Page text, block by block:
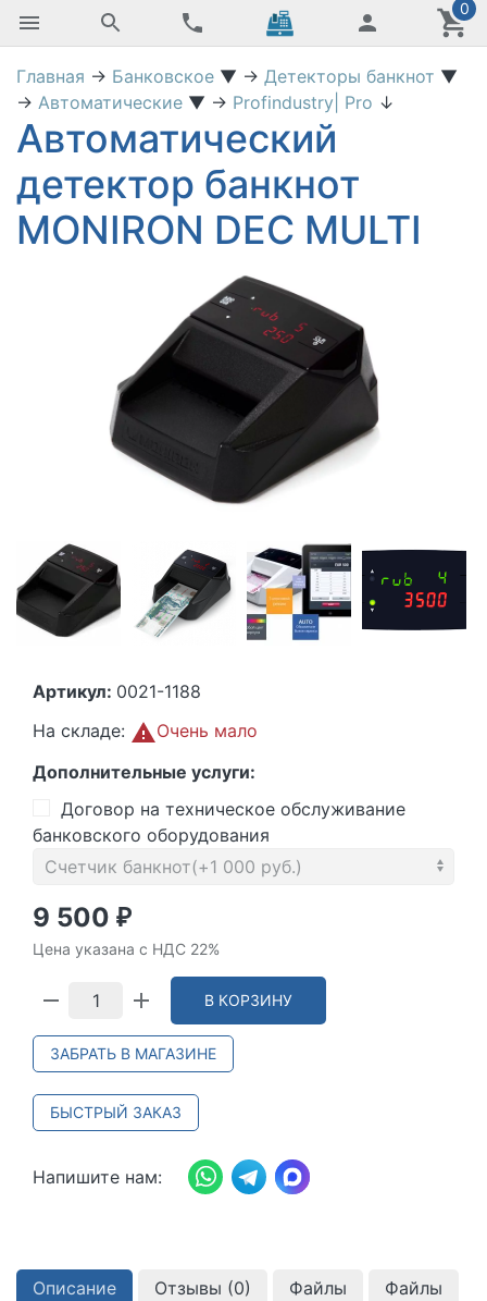
0
Главная → Банковское ▼ → Детекторы банкнот ▼
→ Автоматические ▼ → Profindustry| Pro ↓
Автоматический
детектор банкнот
MONIRON DEC MULTI
Артикул: 0021-1188
На складе:
Очень мало
Дополнительные услуги:
Договор на техническое обслуживание
банковского оборудования
9 500 ₽
Цена указана с НДС 22%
В КОРЗИНУ
ЗАБРАТЬ В МАГАЗИНЕ
БЫСТРЫЙ ЗАКАЗ
Напишите нам:
Описание Отзывы (0) Файлы Файлы